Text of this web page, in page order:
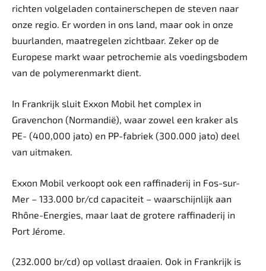
richten volgeladen containerschepen de steven naar
onze regio. Er worden in ons land, maar ook in onze
buurlanden, maatregelen zichtbaar. Zeker op de
Europese markt waar petrochemie als voedingsbodem
van de polymerenmarkt dient.
In Frankrijk sluit Exxon Mobil het complex in
Gravenchon (Normandië), waar zowel een kraker als
PE- (400,000 jato) en PP-fabriek (300.000 jato) deel
van uitmaken.
Exxon Mobil verkoopt ook een raffinaderij in Fos-sur-
Mer – 133.000 br/cd capaciteit – waarschijnlijk aan
Rhône-Energies, maar laat de grotere raffinaderij in
Port Jérome.
(232.000 br/cd) op vollast draaien. Ook in Frankrijk is